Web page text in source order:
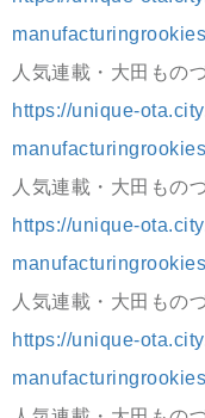
人気連載・大田もの
https://unique-
人気連載・大田もの
https://unique-
人気連載・大田もの
https://unique-